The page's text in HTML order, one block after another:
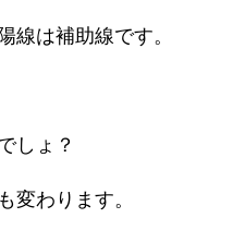
線は補助線です。
しょ？
変わります。